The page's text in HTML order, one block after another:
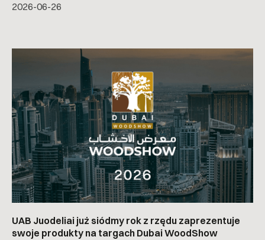
2026-06-26
UAB Juodeliai już siódmy rok z rzędu zaprezentuje
swoje produkty na targach Dubai WoodShow